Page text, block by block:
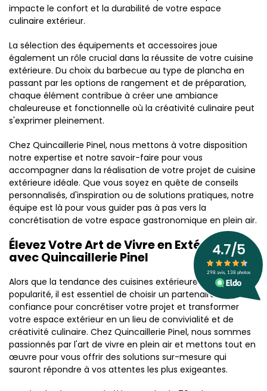
impacte le confort et la durabilité de votre espace
culinaire extérieur.
La sélection des équipements et accessoires joue
également un rôle crucial dans la réussite de votre cuisine
extérieure. Du choix du barbecue au type de plancha en
passant par les options de rangement et de préparation,
chaque élément contribue à créer une ambiance
chaleureuse et fonctionnelle où la créativité culinaire peut
s'exprimer pleinement.
Chez Quincaillerie Pinel, nous mettons à votre disposition
notre expertise et notre savoir-faire pour vous
accompagner dans la réalisation de votre projet de cuisine
extérieure idéale. Que vous soyez en quête de conseils
personnalisés, d'inspiration ou de solutions pratiques, notre
équipe est là pour vous guider pas à pas vers la
concrétisation de votre espace gastronomique en plein air.
Élevez Votre Art de Vivre en Extérieur
avec Quincaillerie Pinel
Alors que la tendance des cuisines extérieures gagne en
popularité, il est essentiel de choisir un partenaire de
confiance pour concrétiser votre projet et transformer
votre espace extérieur en un lieu de convivialité et de
créativité culinaire. Chez Quincaillerie Pinel, nous sommes
passionnés par l'art de vivre en plein air et mettons tout en
œuvre pour vous offrir des solutions sur-mesure qui
sauront répondre à vos attentes les plus exigeantes.